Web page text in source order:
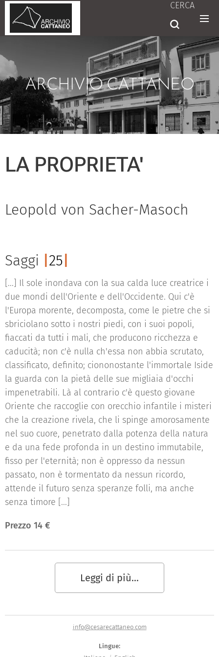
CERCA
ARCHIVIO CATTANEO
LA PROPRIETA'
Leopold von Sacher-Masoch
Saggi 25
[...] Il sole inondava con la sua calda luce creatrice i
due mondi dell'Oriente e dell'Occidente. Qui c'è
l'Europa morente, decomposta, come le pietre che si
sbriciolano sotto i nostri piedi, con i suoi popoli,
fiaccati da tutti i mali, che producono ricchezza e
caducità; non c'è nulla ch'essa non abbia scrutato,
classificato, definito; ciononostante l'immortale Iside
la guarda con la pietà delle sue migliaia d'occhi
impenetrabili. Là al contrario c'è questo giovane
Oriente che raccoglie con orecchio infantile i misteri
che la creazione rivela, che li spinge amorosamente
nel suo cuore, penetrato dalla potenza della natura
e da una fede profonda in un destino immutabile,
fisso per l'eternità; non è oppresso da nessun
passato, non è tormentato da nessun ricordo,
attende il futuro senza speranze folli, ma anche
senza timore [...]
Prezzo 14 €
Leggi di più...
info@cesarecattaneo.com
Lingue